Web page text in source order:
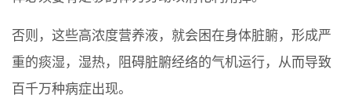
否则，这些高浓度营养液，就会困在身体脏腑，形成严
重的痰湿，湿热，阻碍脏腑经络的气机运行，从而导致
百千万种病症出现。